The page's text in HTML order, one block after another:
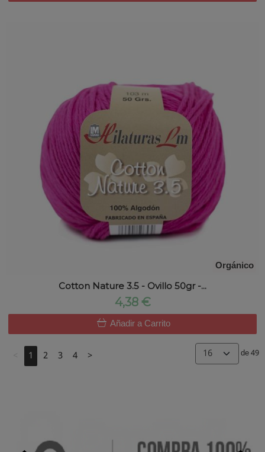
Orgánico
Cotton Nature 3.5 - Ovillo 50gr -...
4,38 €
Añadir a Carrito
1 2 3 4 > de 49